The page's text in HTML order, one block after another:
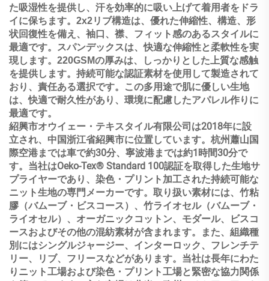
た吸湿性を提供し、汗を効率的に吸い上げて着用者をドラ
イに保ちます。2x2リブ構造は、優れた伸縮性、構造、形
状回復性を備え、袖口、襟、フィット感のあるスタイルに
最適です。スパンデックスは、快適な伸縮性と柔軟性を実
現します。220GSMの厚みは、しっかりとした上質な感触
を提供します。持続可能な認証素材を使用して製造されて
おり、責任ある選択です。この多用途で肌に優しい生地
は、快適で耐久性があり、環境に配慮したアパレル作りに
最適です。
紹興市オウイェー・テキスタイル有限公司は2018年に設
立され、中国浙江省紹興市に位置しています。杭州蕭山国
際空港までは車で約30分、寧波港までは約1時間30分で
す。当社はOeko-Tex® Standard 100認証を取得した生地サ
プライヤーであり、染色・プリント加工された持続可能な
ニット生地の専門メーカーです。取り扱い素材には、竹粘
膠（バムーブ・ビスコース）、竹ライオセル（バムーブ・
ライオセル）、オーガニックコットン、モダール、ビスコ
ースおよびその他の混紡素材が含まれます。また、組織種
別にはシングルジャージー、インターロック、フレンチテ
リー、リブ、フリースなどがあります。当社は長年にわた
りニット工場および染色・プリント工場と緊密な協力関係